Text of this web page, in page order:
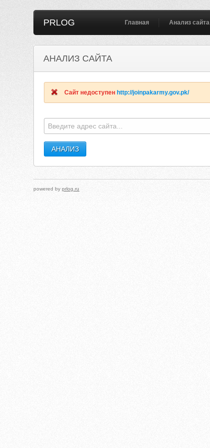
PRLOG Главная Анализ сайта
АНАЛИЗ САЙТА
Сайт недоступен http://joinpakarmy.gov.pk/
powered byprlog.ru